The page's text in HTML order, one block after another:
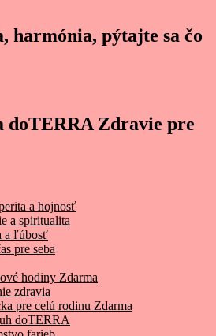
harmónia, pýtajte sa čo
Zdravie pre
a hojnosť
a spiritualita
a ľúbosť
pre seba
hodiny Zdarma
zdravia
pre celú rodinu Zdarma
doTERRA